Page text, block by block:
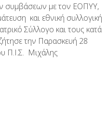
συμβάσεων με τον ΕΟΠΥΥ,
και εθνική συλλογική
Σύλλογο και τους κατά
την Παρασκευή 28
Π.Ι.Σ. Μιχάλης